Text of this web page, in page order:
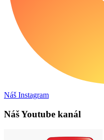
Náš Instagram
Náš Youtube kanál